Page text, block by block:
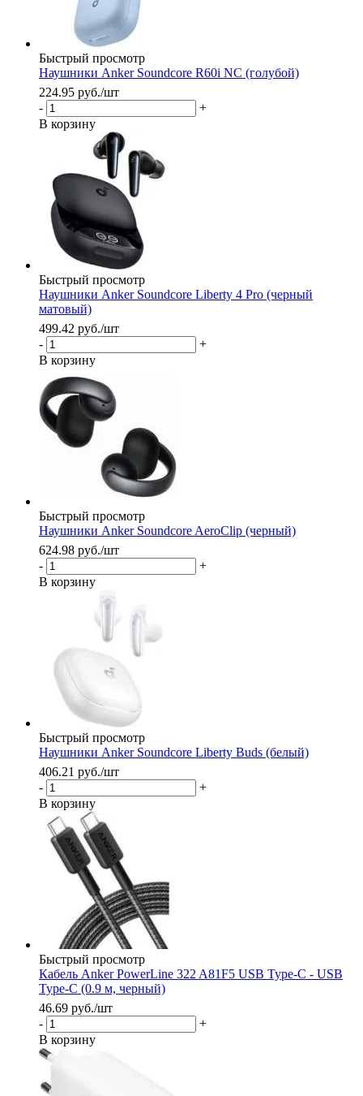
Быстрый просмотр
Наушники Anker Soundcore R60i NC (голубой)
224.95 руб./шт
-
+
В корзину
Быстрый просмотр
Наушники Anker Soundcore Liberty 4 Pro (черный
матовый)
499.42 руб./шт
-
+
В корзину
Быстрый просмотр
Наушники Anker Soundcore AeroClip (черный)
624.98 руб./шт
-
+
В корзину
Быстрый просмотр
Наушники Anker Soundcore Liberty Buds (белый)
406.21 руб./шт
-
+
В корзину
Быстрый просмотр
Кабель Anker PowerLine 322 A81F5 USB Type-C - USB
Type-C (0.9 м, черный)
46.69 руб./шт
-
+
В корзину